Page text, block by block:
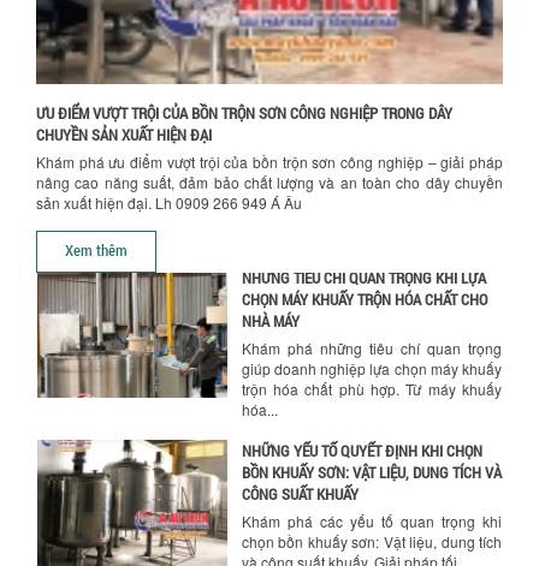
ƯU ĐIỂM VƯỢT TRỘI CỦA BỒN TRỘN SƠN CÔNG NGHIỆP TRONG DÂY
CHUYỀN SẢN XUẤT HIỆN ĐẠI
Khám phá ưu điểm vượt trội của bồn trộn sơn công nghiệp – giải pháp
nâng cao năng suất, đảm bảo chất lượng và an toàn cho dây chuyền
sản xuất hiện đại. Lh 0909 266 949 Á Âu
Xem thêm
TỐI ƯU CHI PHÍ SẢN XUẤT VỚI MÁY TRỘN
SƠN CÔNG NGHIỆP HIỆN ĐẠI
Khám phá cách máy trộn sơn công
nghiệp giúp doanh nghiệp tiết kiệm
nguyên liệu, nhân công và chi phí vận
hành. Giải...
NHỮNG TIÊU CHÍ QUAN TRỌNG KHI LỰA
CHỌN MÁY KHUẤY TRỘN HÓA CHẤT CHO
NHÀ MÁY
trộn hóa chất phù hợp. Từ máy khuấy
hóa...
BỒN KHUẤY SƠN: VẬT LIỆU, DUNG TÍCH VÀ
CÔNG SUẤT KHUẤY
Khám phá các yếu tố quan trọng khi
và công suất khuấy. Giải pháp tối...
BỒN KHUẤY TRỘN CHẤT LỎNG CHO
NGÀNH HÓA CHẤT: NHỮNG YẾU TỐ QUYẾT
ĐỊNH CHẤT LƯỢNG SẢN PHẨM CUỐI
CÙNG